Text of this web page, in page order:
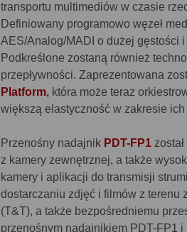
transportu multimediów w czasie
Definiowany programowo węzeł
AES/Analog/MADI o dużej gęstości
Podkreślone zostaną również
przepływności. Zaprezentowana
Platform, która może teraz
większą elastyczność w zakresie
Przenośny nadajnik PDT-FP1
z kamery zewnętrznej, a także
kamery i aplikacji do transmisji
dostarczaniu zdjęć i filmów z terenu
(T&T), a także bezpośredniemu
przenośnym nadajnikiem PDT-FP1 i